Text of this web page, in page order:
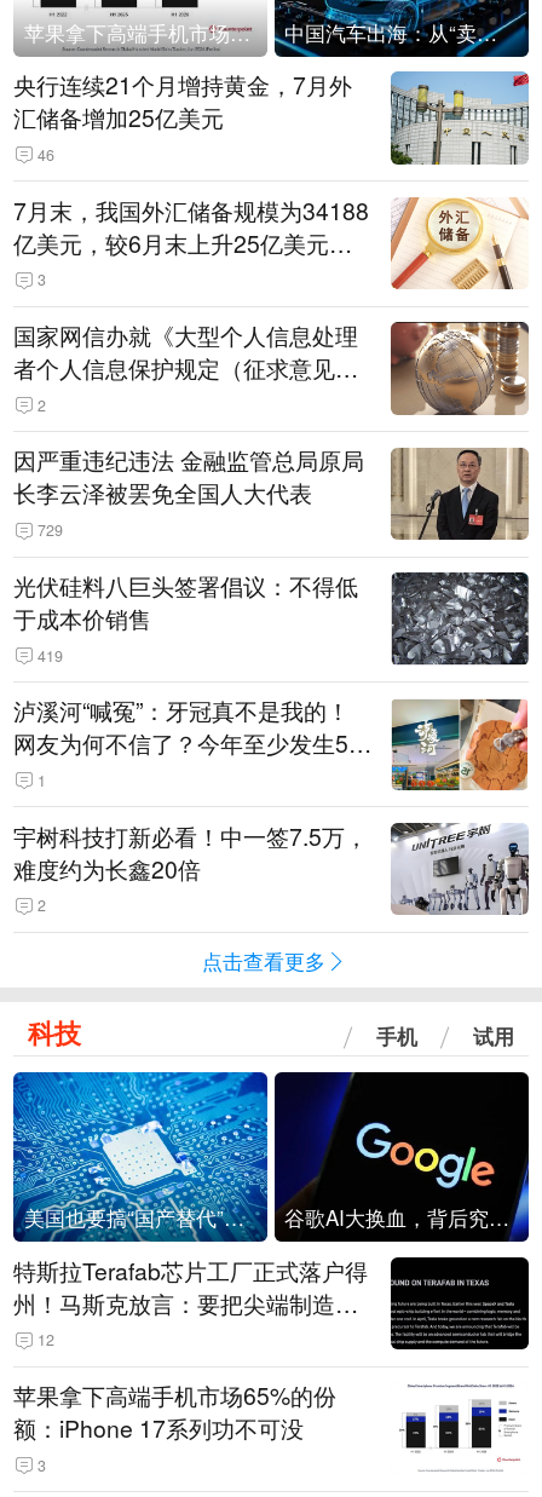
苹果拿下高端手机市场65%的份额：iPhone 17系列功不可没 中国汽车出海：从“卖出去”到“走进去”
央行连续21个月增持黄金，7月外
汇储备增加25亿美元
46
7月末，我国外汇储备规模为34188
亿美元，较6月末上升25亿美元，
升幅为0.07%
3
国家网信办就《大型个人信息处理
者个人信息保护规定（征求意见
稿）》公开征求意见
2
因严重违纪违法 金融监管总局原局
长李云泽被罢免全国人大代表
729
光伏硅料八巨头签署倡议：不得低
于成本价销售
419
泸溪河“喊冤”：牙冠真不是我的！
网友为何不信了？今年至少发生5
起“食品冤案”
1
宇树科技打新必看！中一签7.5万，
难度约为长鑫20倍
2
点击查看更多
科技 手机 试用
美国也要搞“国产替代”？先算清三笔账 谷歌AI大换血，背后究竟发生了什么？
特斯拉Terafab芯片工厂正式落户得
州！马斯克放言：要把尖端制造带
回美国
12
苹果拿下高端手机市场65%的份
额：iPhone 17系列功不可没
3